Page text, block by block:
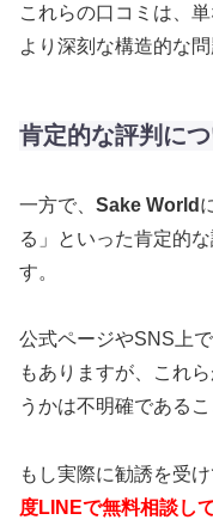
これらの口コミは、
より深刻な構造的な
肯定的な評判に
一方で、 Sake World
る」といった肯定的
す。
公式ページやSNS上
もありますが、これ
うかは不明確であるこ
もし実際に勧誘を受け
度LINEで無料相談し